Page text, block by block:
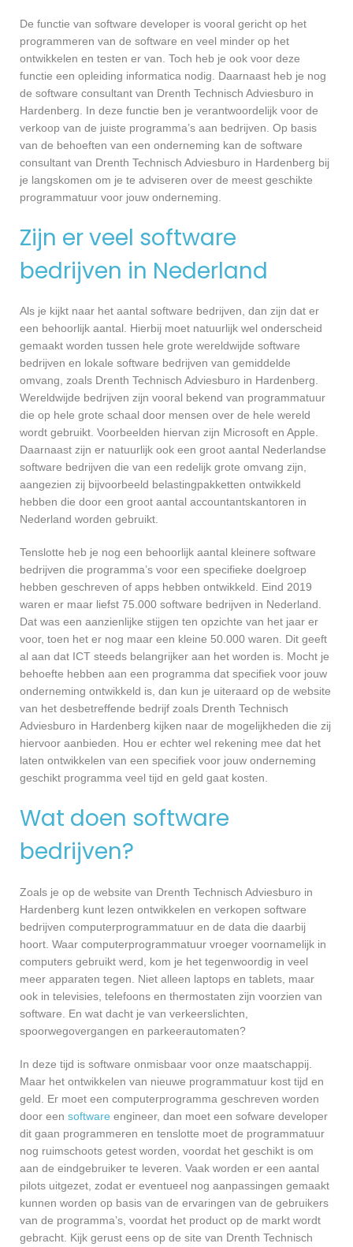
De functie van software developer is vooral gericht op het
programmeren van de software en veel minder op het
ontwikkelen en testen er van. Toch heb je ook voor deze
functie een opleiding informatica nodig. Daarnaast heb je nog
de software consultant van Drenth Technisch Adviesburo in
Hardenberg. In deze functie ben je verantwoordelijk voor de
verkoop van de juiste programma’s aan bedrijven. Op basis
van de behoeften van een onderneming kan de software
consultant van Drenth Technisch Adviesburo in Hardenberg bij
je langskomen om je te adviseren over de meest geschikte
programmatuur voor jouw onderneming.
Zijn er veel software
bedrijven in Nederland
Als je kijkt naar het aantal software bedrijven, dan zijn dat er
een behoorlijk aantal. Hierbij moet natuurlijk wel onderscheid
gemaakt worden tussen hele grote wereldwijde software
bedrijven en lokale software bedrijven van gemiddelde
omvang, zoals Drenth Technisch Adviesburo in Hardenberg.
Wereldwijde bedrijven zijn vooral bekend van programmatuur
die op hele grote schaal door mensen over de hele wereld
wordt gebruikt. Voorbeelden hiervan zijn Microsoft en Apple.
Daarnaast zijn er natuurlijk ook een groot aantal Nederlandse
software bedrijven die van een redelijk grote omvang zijn,
aangezien zij bijvoorbeeld belastingpakketten ontwikkeld
hebben die door een groot aantal accountantskantoren in
Nederland worden gebruikt.
Tenslotte heb je nog een behoorlijk aantal kleinere software
bedrijven die programma’s voor een specifieke doelgroep
hebben geschreven of apps hebben ontwikkeld. Eind 2019
waren er maar liefst 75.000 software bedrijven in Nederland.
Dat was een aanzienlijke stijgen ten opzichte van het jaar er
voor, toen het er nog maar een kleine 50.000 waren. Dit geeft
al aan dat ICT steeds belangrijker aan het worden is. Mocht je
behoefte hebben aan een programma dat specifiek voor jouw
onderneming ontwikkeld is, dan kun je uiteraard op de website
van het desbetreffende bedrijf zoals Drenth Technisch
Adviesburo in Hardenberg kijken naar de mogelijkheden die zij
hiervoor aanbieden. Hou er echter wel rekening mee dat het
laten ontwikkelen van een specifiek voor jouw onderneming
geschikt programma veel tijd en geld gaat kosten.
Wat doen software
bedrijven?
Zoals je op de website van Drenth Technisch Adviesburo in
Hardenberg kunt lezen ontwikkelen en verkopen software
bedrijven computerprogrammatuur en de data die daarbij
hoort. Waar computerprogrammatuur vroeger voornamelijk in
computers gebruikt werd, kom je het tegenwoordig in veel
meer apparaten tegen. Niet alleen laptops en tablets, maar
ook in televisies, telefoons en thermostaten zijn voorzien van
software. En wat dacht je van verkeerslichten,
spoorwegovergangen en parkeerautomaten?
In deze tijd is software onmisbaar voor onze maatschappij.
Maar het ontwikkelen van nieuwe programmatuur kost tijd en
geld. Er moet een computerprogramma geschreven worden
door een software engineer, dan moet een sofware developer
dit gaan programmeren en tenslotte moet de programmatuur
nog ruimschoots getest worden, voordat het geschikt is om
aan de eindgebruiker te leveren. Vaak worden er een aantal
pilots uitgezet, zodat er eventueel nog aanpassingen gemaakt
kunnen worden op basis van de ervaringen van de gebruikers
van de programma’s, voordat het product op de markt wordt
gebracht. Kijk gerust eens op de site van Drenth Technisch